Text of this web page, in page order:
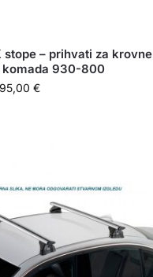
stope – prihvati za krovne
komada 930-800
95,00 €